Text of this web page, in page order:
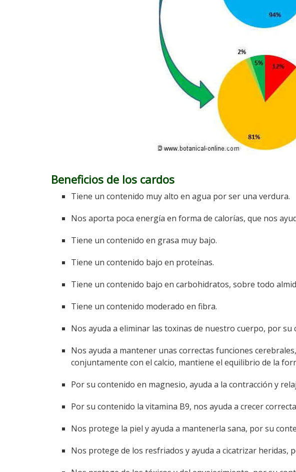
Beneficios de los cardos
Tiene un contenido muy alto en agua por ser una verdura.
Nos aporta poca energía en forma de calorías, que nos
Tiene un contenido en grasa muy bajo.
Tiene un contenido bajo en proteínas.
Tiene un contenido bajo en carbohidratos, sobre todo
Tiene un contenido moderado en fibra.
Nos ayuda a eliminar las toxinas de nuestro cuerpo, por su
Nos ayuda a mantener unas correctas funciones
conjuntamente con el calcio, mantiene el equilibrio de la
Por su contenido en magnesio, ayuda a la contracción y
Por su contenido la vitamina B9, nos ayuda a crecer
Nos protege la piel y ayuda a mantenerla sana, por su
Nos protege de los resfriados y ayuda a cicatrizar heridas,